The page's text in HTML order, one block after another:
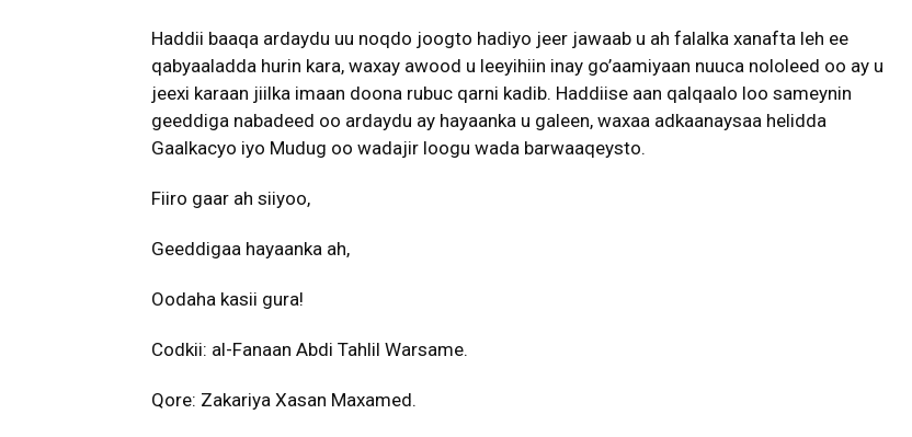
Haddii baaqa ardaydu uu noqdo joogto hadiyo jeer jawaab u ah falalka xanafta leh ee
qabyaaladda hurin kara, waxay awood u leeyihiin inay go’aamiyaan nuuca nololeed oo ay u
jeexi karaan jiilka imaan doona rubuc qarni kadib. Haddiise aan qalqaalo loo sameynin
geeddiga nabadeed oo ardaydu ay hayaanka u galeen, waxaa adkaanaysaa helidda
Gaalkacyo iyo Mudug oo wadajir loogu wada barwaaqeysto.
Fiiro gaar ah siiyoo,
Geeddigaa hayaanka ah,
Oodaha kasii gura!
Codkii: al-Fanaan Abdi Tahlil Warsame.
Qore: Zakariya Xasan Maxamed.